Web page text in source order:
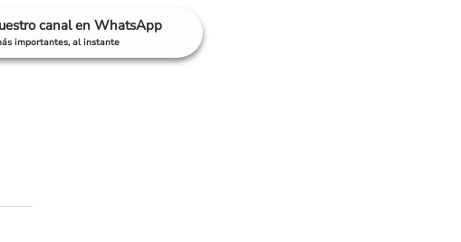
canal en WhatsApp
importantes, al instante